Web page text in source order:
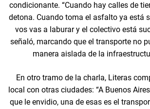
condicionante. “Cuando hay calles de
detona. Cuando toma el asfalto ya está
vos vas a laburar y el colectivo está
señaló, marcando que el transporte no
manera aislada de la
En otro tramo de la charla, Literas
local con otras ciudades: “A Buenos
que le envidio, una de esas es el